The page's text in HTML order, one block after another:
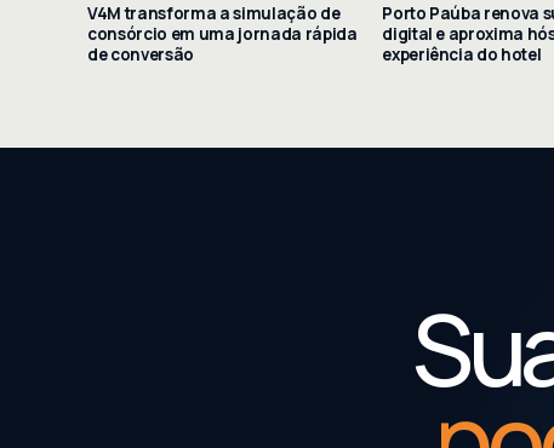
V4M transforma a simulação de
consórcio em uma jornada rápida
de conversão
Porto Paúba renova
digital e aproxima
experiência do hotel